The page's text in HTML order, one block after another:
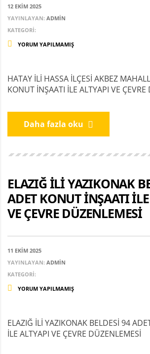
12 EKIM 2025
YAYINLAYAN: ADMIN
KATEGORI:
YORUM YAPILMAMIŞ
HATAY İLİ HASSA İLÇESİ AKBEZ
KONUT İNŞAATI İLE ALTYAPI VE ÇEVRE
Daha fazla oku
ELAZIĞ İLİ YAZIKONAK
ADET KONUT İNŞAATI
VE ÇEVRE DÜZENLEMESİ
11 EKIM 2025
YAYINLAYAN: ADMIN
KATEGORI:
YORUM YAPILMAMIŞ
ELAZIĞ İLİ YAZIKONAK BELDESİ 94
İLE ALTYAPI VE ÇEVRE DÜZENLEMESİ